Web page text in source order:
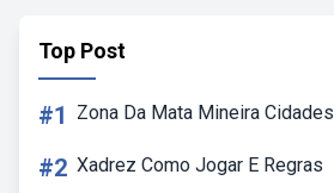
Top Post
#1 Zona Da Mata Mineira Cidades
#2 Xadrez Como Jogar E Regras